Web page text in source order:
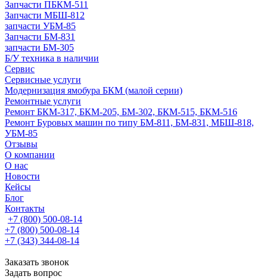
Запчасти ПБКМ-511
Запчасти МБШ-812
запчасти УБМ-85
Запчасти БМ-831
запчасти БМ-305
Б/У техника в наличии
Сервис
Сервисные услуги
Модернизация ямобура БКМ (малой серии)
Ремонтные услуги
Ремонт БКМ-317, БКМ-205, БМ-302, БКМ-515, БКМ-516
Ремонт Буровых машин по типу БМ-811, БМ-831, МБШ-818,
УБМ-85
Отзывы
О компании
О нас
Новости
Кейсы
Блог
Контакты
+7 (800) 500-08-14
+7 (800) 500-08-14
+7 (343) 344-08-14
Заказать звонок
Задать вопрос